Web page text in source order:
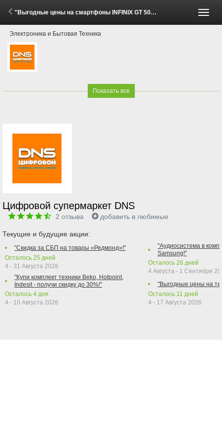
"Выгодные цены на смартфоны INFINIX GT 50 Pro!" (28 Мая - 30 Июня 2026)
Электроника и Бытовая Техника
Показать все
Цифровой супермаркет DNS
2 отзыва добавить в любимые
Текущие и будущие акции:
"Скидка за СБП на товары «Редмонд»!"
Осталось 25 дней
4 - 31 Августа 2026
"Купи комплект техники Beko, Hotpoint,
Indesit - получи скидку до 30%!"
Осталось 4 дня
4 - 10 Августа 2026
"Аудиосистема в
Samsung!"
Осталось 26 дней
4 Августа - 1 Сентября
"Выгодные цены на
Осталось 11 дней
4 - 17 Августа 2026